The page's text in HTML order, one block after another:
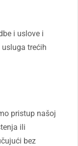
i uslove i
trećih
pristup našoj
ili
bez